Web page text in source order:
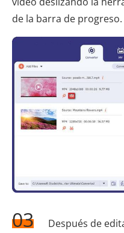
de la barra de progreso.
03
Después de